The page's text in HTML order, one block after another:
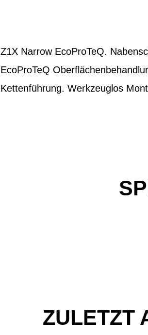
Z1X Narrow EcoProTeQ.
EcoProTeQ
Kettenführung. Werkzeuglos
ZULETZT